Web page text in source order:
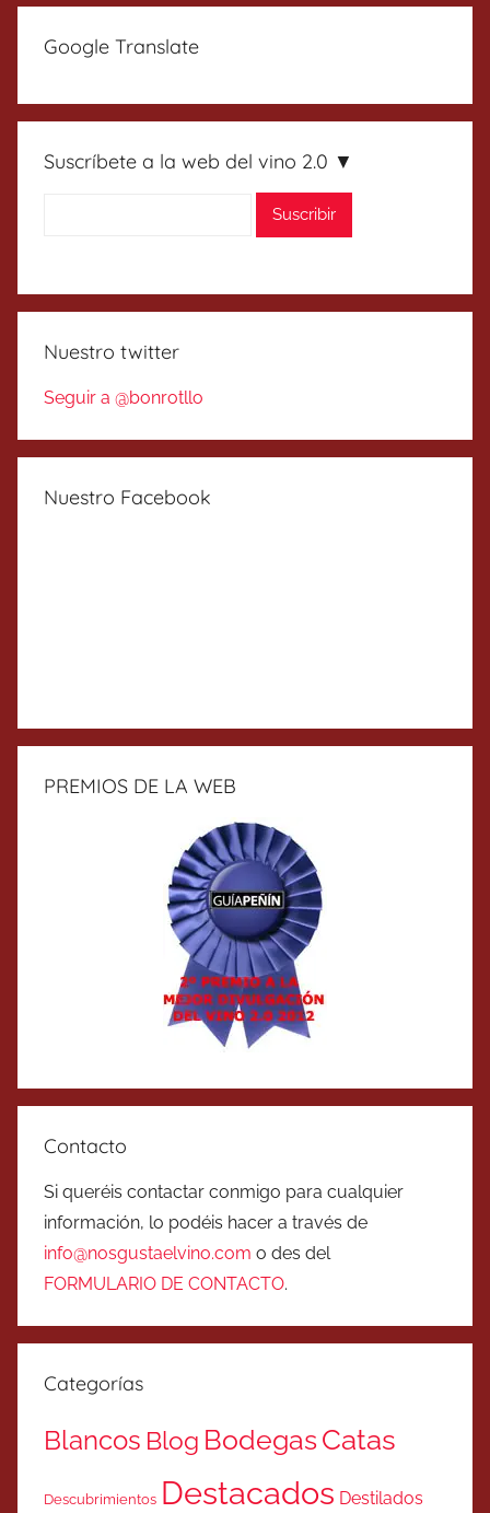
Google Translate
Suscríbete a la web del vino 2.0 ▼
Nuestro twitter
Seguir a @bonrotllo
Nuestro Facebook
PREMIOS DE LA WEB
Contacto
Si queréis contactar conmigo para cualquier
información, lo podéis hacer a través de
info@nosgustaelvino.com o des del
FORMULARIO DE CONTACTO.
Categorías
Blancos Blog BodegasCatas
Descubrimientos Destacados Destilados